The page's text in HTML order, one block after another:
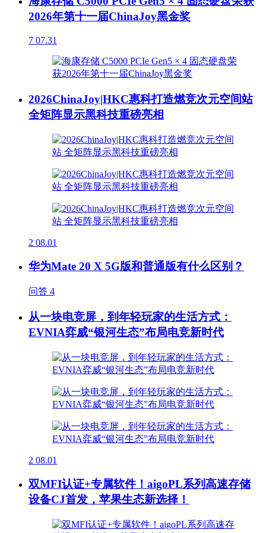
2026年第十一届ChinaJoy黑金奖
7 07.31
2026ChinaJoy|HKC惠科打造燃竞次元空间站
全矩阵显示黑科技重磅亮相
2 08.01
华为Mate 20 X 5G版和普通版有什么区别？
问答 4
从一块电竞屏，到年轻玩家的生活方式：
EVNIA弈威“银河生态”布局电竞新时代
2 08.01
双MFI认证+专属软件！aigoPL系列高速存储
设备CJ首发，苹果生态新选择！